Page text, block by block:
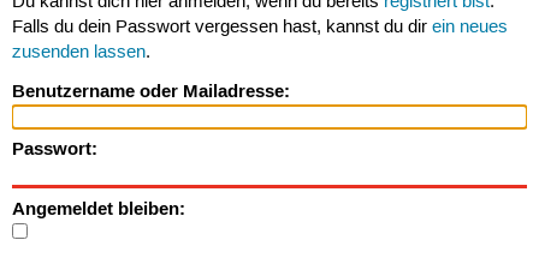
Falls du dein Passwort vergessen hast, kannst du dir ein neues
zusenden lassen.
Benutzername oder Mailadresse:
Passwort:
Angemeldet bleiben: